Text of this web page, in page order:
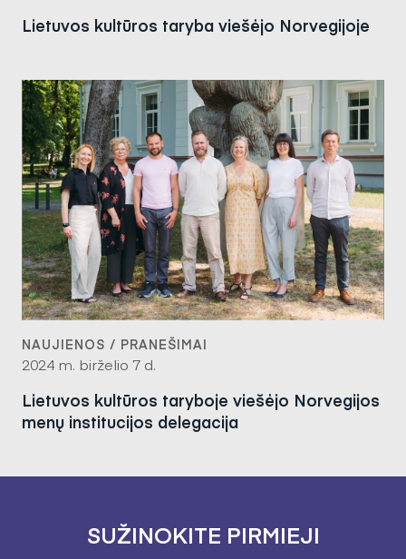
Lietuvos kultūros taryba viešėjo Norvegijoje
NAUJIENOS / PRANEŠIMAI
2024 m. birželio 7 d.
Lietuvos kultūros taryboje viešėjo Norvegijos
menų institucijos delegacija
SUŽINOKITE PIRMIEJI